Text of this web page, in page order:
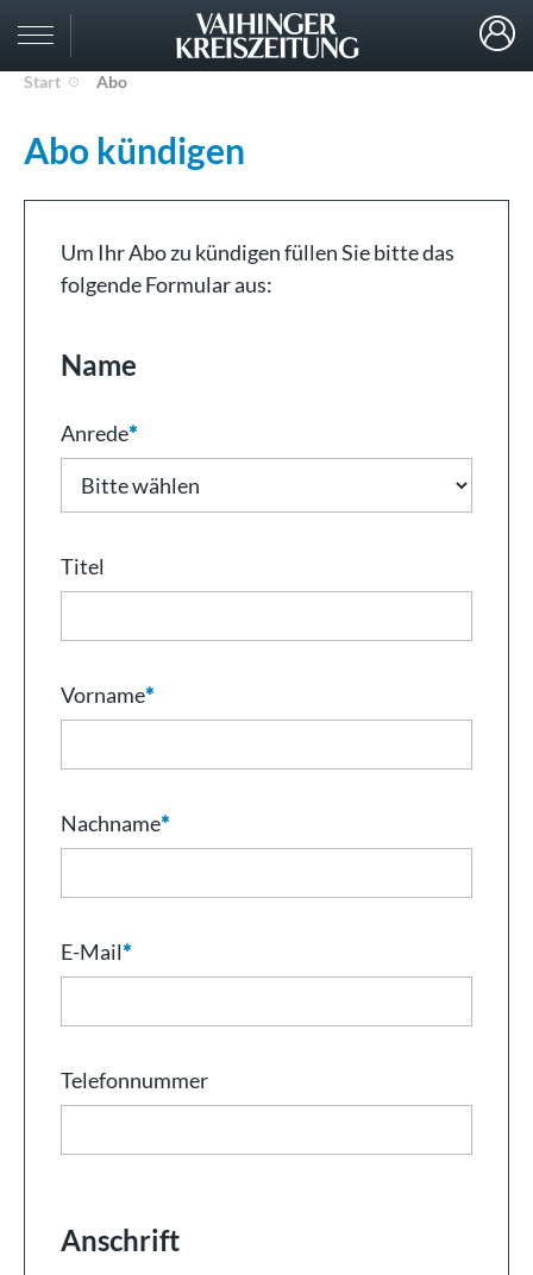
Start Abo
Abo kündigen
Um Ihr Abo zu kündigen füllen Sie bitte das
folgende Formular aus:
Name
Anrede*
Titel
Vorname*
Nachname*
E-Mail*
Telefonnummer
Anschrift